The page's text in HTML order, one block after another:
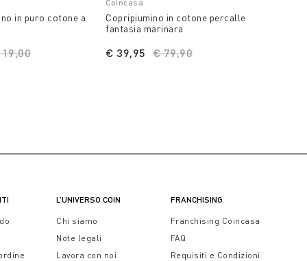
in puro cotone a
reduced from
to
Coincasa
Copripiumino in cotone percalle
fantasia marinara
Price reduced from
€ 79,90to
€ 39,95
L’UNIVERSO COIN
Chi siamo
Note legali
Lavora con noi
FRANCHISING
Franchising Coincasa
FAQ
Requisiti e Condizioni